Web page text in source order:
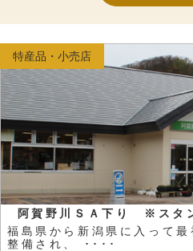
阿賀野川ＳＡ下り ※スタ
福島県から新潟県に入って
整備され、 ････
特産品・小売店